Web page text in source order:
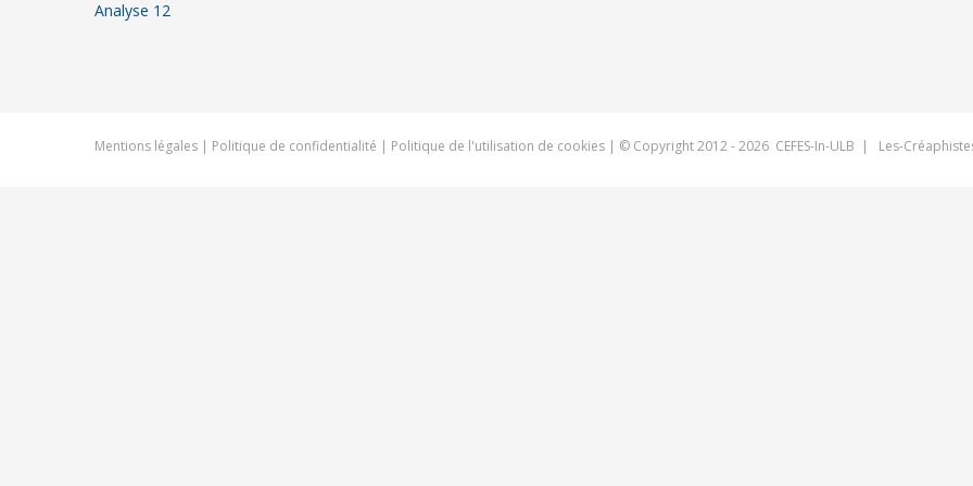
Analyse 12
Mentions légales | Politique de confidentialité | Politique de l'utilisation de cookies | © Copyright 2012 -2026 CEFES-In-ULB | Les-